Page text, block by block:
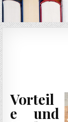
Vorteil
e und